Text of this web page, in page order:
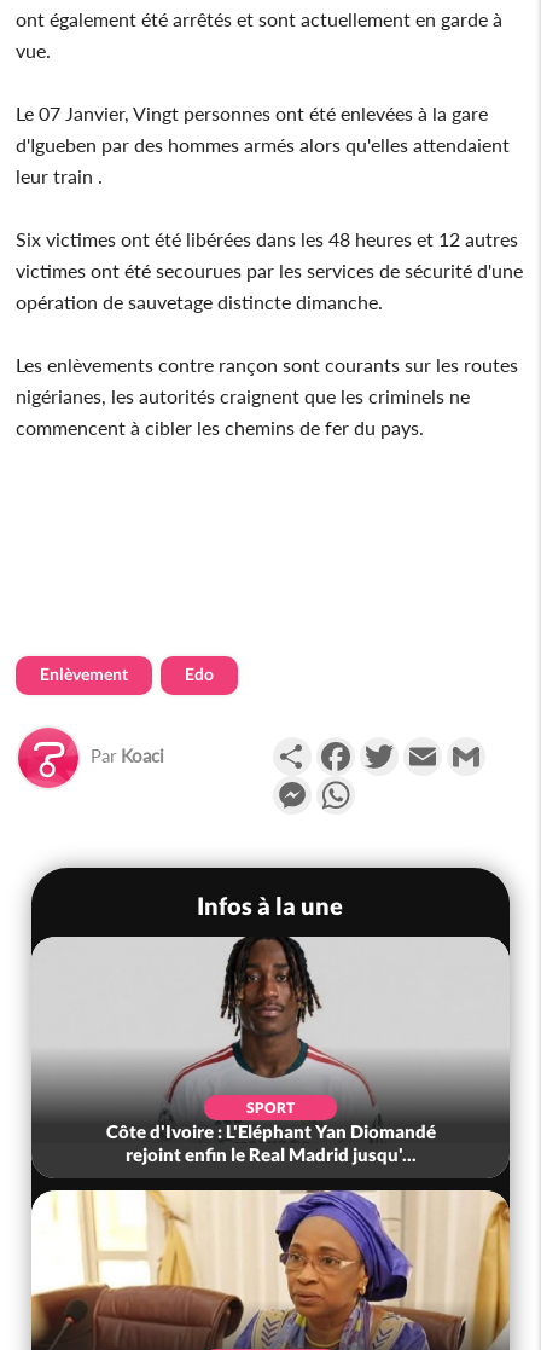
ont également été arrêtés et sont actuellement en garde à
vue.
Le 07 Janvier, Vingt personnes ont été enlevées à la gare
d'Igueben par des hommes armés alors qu'elles attendaient
leur train .
Six victimes ont été libérées dans les 48 heures et 12 autres
victimes ont été secourues par les services de sécurité d'une
opération de sauvetage distincte dimanche.
Les enlèvements contre rançon sont courants sur les routes
nigérianes, les autorités craignent que les criminels ne
commencent à cibler les chemins de fer du pays.
Enlèvement Edo
Par Koaci PartagerFacebookTwitterEmail
Messenger
Infos à la une
SPORT
Côte d'Ivoire : L'Eléphant Yan Diomandé
rejoint enfin le Real Madrid jusqu'...